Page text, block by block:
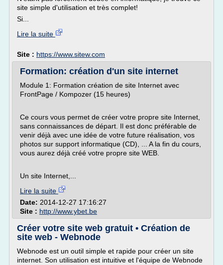
site simple d'utilisation et très complet!
Si...
Lire la suite
Site : https://www.sitew.com
Formation: création d'un site internet
Module 1: Formation création de site Internet avec
FrontPage / Kompozer (15 heures)
Ce cours vous permet de créer votre propre site Internet,
sans connaissances de départ. Il est donc préférable de
venir déjà avec une idée de votre future réalisation, vos
photos sur support informatique (CD), ... A la fin du cours,
vous aurez déjà créé votre propre site WEB.
Un site Internet,...
Lire la suite
Date: 2014-12-27 17:16:27
Site : http://www.ybet.be
Créer votre site web gratuit • Création de
site web - Webnode
Webnode est un outil simple et rapide pour créer un site
internet. Son utilisation est intuitive et l'équipe de Webnode